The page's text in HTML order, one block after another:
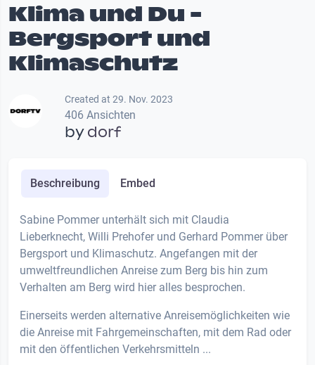
Klima und Du -
Bergsport und
Klimaschutz
Created at 29. Nov. 2023
406 Ansichten
bydorf
Beschreibung Embed
Sabine Pommer unterhält sich mit Claudia
Lieberknecht, Willi Prehofer und Gerhard Pommer über
Bergsport und Klimaschutz. Angefangen mit der
umweltfreundlichen Anreise zum Berg bis hin zum
Verhalten am Berg wird hier alles besprochen.
Einerseits werden alternative Anreisemöglichkeiten wie
die Anreise mit Fahrgemeinschaften, mit dem Rad oder
mit den öffentlichen Verkehrsmitteln ...